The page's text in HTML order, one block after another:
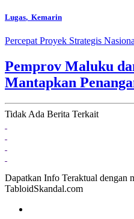
Lugas, Kemarin
Percepat Proyek Strategis
Pemprov Maluku
Mantapkan
Tidak Ada Berita Terkait
Dapatkan Info Teraktual dengan
TabloidSkandal.com